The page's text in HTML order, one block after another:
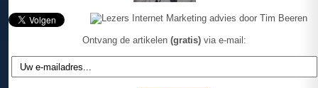
Ontvang de artikelen (gratis) via e-mail: